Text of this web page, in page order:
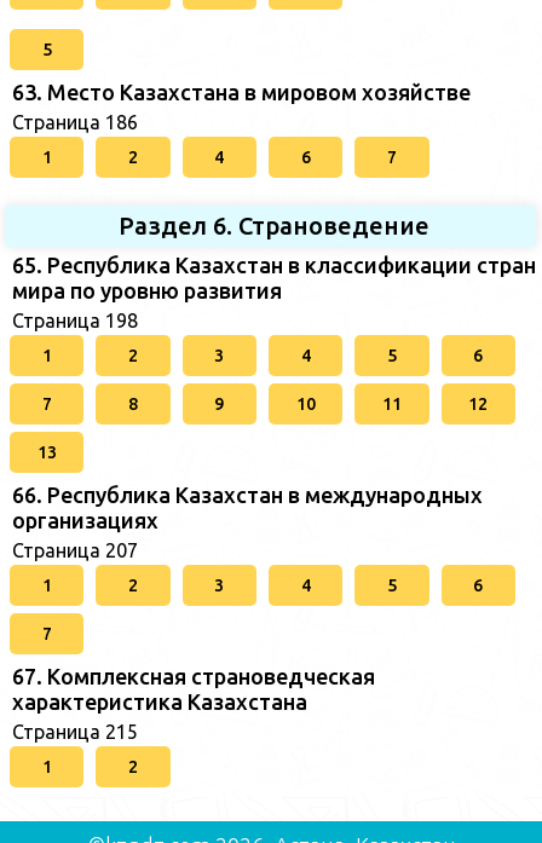
5
63. Место Казахстана в мировом хозяйстве
Страница 186
1 2 4 6 7
Раздел 6. Страноведение
65. Республика Казахстан в классификации стран
мира по уровню развития
Страница 198
1 2 3 4 5 6
7 8 9 10 11 12
13
66. Республика Казахстан в международных
организациях
Страница 207
1 2 3 4 5 6
7
67. Комплексная страноведческая
характеристика Казахстана
Страница 215
1 2